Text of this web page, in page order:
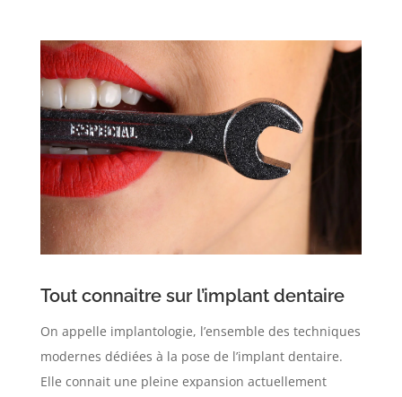
Tout connaitre sur l’implant dentaire
On appelle implantologie, l’ensemble des techniques
modernes dédiées à la pose de l’implant dentaire.
Elle connait une pleine expansion actuellement